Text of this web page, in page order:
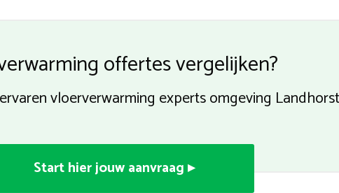
offertes vergelijken?
vloerverwarming experts omgeving Landhorst
Start hier jouw aanvraag ▸